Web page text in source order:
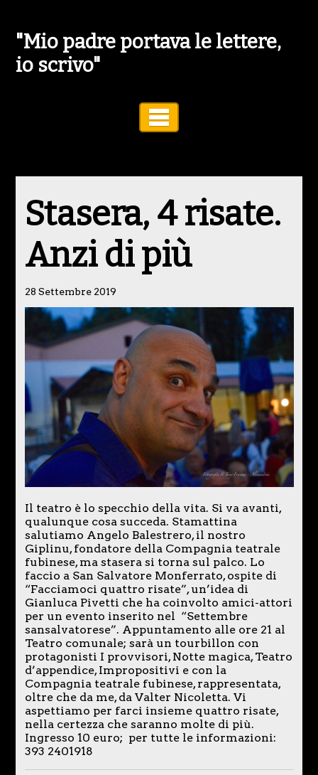
"Mio padre portava le lettere,
io scrivo"
Stasera, 4 risate.
Anzi di più
28 Settembre 2019
Il teatro è lo specchio della vita. Si va avanti,
qualunque cosa succeda. Stamattina
salutiamo Angelo Balestrero, il nostro
Giplinu, fondatore della Compagnia teatrale
fubinese, ma stasera si torna sul palco. Lo
faccio a San Salvatore Monferrato, ospite di
“Facciamoci quattro risate”, un’idea di
Gianluca Pivetti che ha coinvolto amici-attori
per un evento inserito nel “Settembre
sansalvatorese”. Appuntamento alle ore 21 al
Teatro comunale; sarà un tourbillon con
protagonisti I provvisori, Notte magica, Teatro
d’appendice, Impropositivi e con la
Compagnia teatrale fubinese, rappresentata,
oltre che da me, da Valter Nicoletta. Vi
aspettiamo per farci insieme quattro risate,
nella certezza che saranno molte di più.
Ingresso 10 euro; per tutte le informazioni:
393 2401918